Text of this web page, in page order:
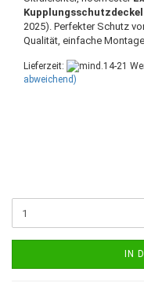
Kupplungsschutzdeckel
2025). Perfekter Schutz
Qualität, einfache
Lieferzeit:
abweichend)
IN